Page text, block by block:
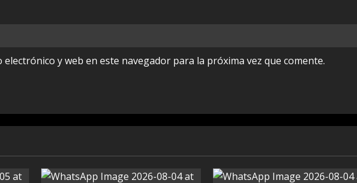
y web en este navegador para la próxima vez que comente.